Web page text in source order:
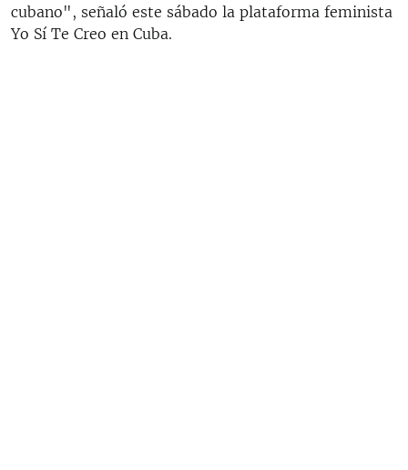
cubano", señaló este sábado la plataforma feminista
Yo Sí Te Creo en Cuba.